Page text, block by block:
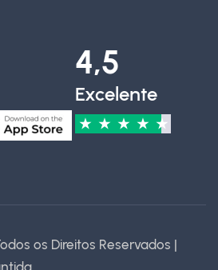
4,5
Excelente
★ ★ ★ ★ ★
os Direitos Reservados |